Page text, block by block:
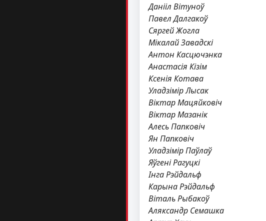
Данііл Вітуноў
Павел Далгакоў
Сяргей Жогла
Мікалай Завадскі
Антон Касцючэнка
Анастасія Кізім
Ксенія Котава
Уладзімір Лысак
Віктар Мацяйковіч
Віктар Мазанік
Алесь Папковіч
Ян Папковіч
Уладзімір Паўлаў
Яўгені Рагуцкі
Інга Рэйдальф
Карына Рэйдальф
Віталь Рыбакоў
Аляксандр Семашка